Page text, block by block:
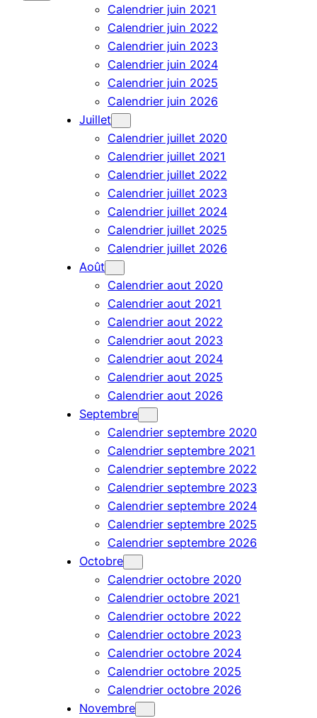
Calendrier juin 2021
Calendrier juin 2022
Calendrier juin 2023
Calendrier juin 2024
Calendrier juin 2025
Calendrier juin 2026
Juillet
Calendrier juillet 2020
Calendrier juillet 2021
Calendrier juillet 2022
Calendrier juillet 2023
Calendrier juillet 2024
Calendrier juillet 2025
Calendrier juillet 2026
Août
Calendrier aout 2020
Calendrier aout 2021
Calendrier aout 2022
Calendrier aout 2023
Calendrier aout 2024
Calendrier aout 2025
Calendrier aout 2026
Septembre
Calendrier septembre 2020
Calendrier septembre 2021
Calendrier septembre 2022
Calendrier septembre 2023
Calendrier septembre 2024
Calendrier septembre 2025
Calendrier septembre 2026
Octobre
Calendrier octobre 2020
Calendrier octobre 2021
Calendrier octobre 2022
Calendrier octobre 2023
Calendrier octobre 2024
Calendrier octobre 2025
Calendrier octobre 2026
Novembre